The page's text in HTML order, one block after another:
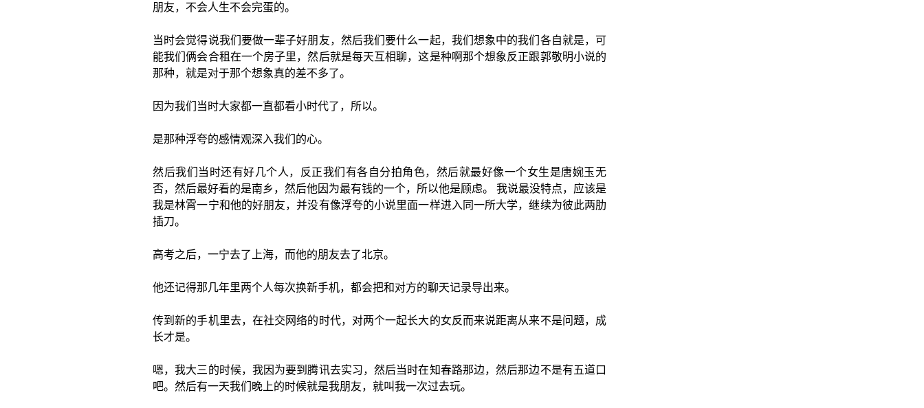
朋友，不会人生不会完蛋的。
当时会觉得说我们要做一辈子好朋友，然后我们要什么一起，我们想象中的我们各自就是，可
能我们俩会合租在一个房子里，然后就是每天互相聊，这是种啊那个想象反正跟郭敬明小说的
那种，就是对于那个想象真的差不多了。
因为我们当时大家都一直都看小时代了，所以。
是那种浮夸的感情观深入我们的心。
然后我们当时还有好几个人，反正我们有各自分拍角色，然后就最好像一个女生是唐婉玉无
否，然后最好看的是南乡，然后他因为最有钱的一个，所以他是顾虑。 我说最没特点，应该是
我是林霄一宁和他的好朋友，并没有像浮夸的小说里面一样进入同一所大学，继续为彼此两肋
插刀。
高考之后，一宁去了上海，而他的朋友去了北京。
他还记得那几年里两个人每次换新手机，都会把和对方的聊天记录导出来。
传到新的手机里去，在社交网络的时代，对两个一起长大的女反而来说距离从来不是问题，成
长才是。
嗯，我大三的时候，我因为要到腾讯去实习，然后当时在知春路那边，然后那边不是有五道口
吧。然后有一天我们晚上的时候就是我朋友，就叫我一次过去玩。